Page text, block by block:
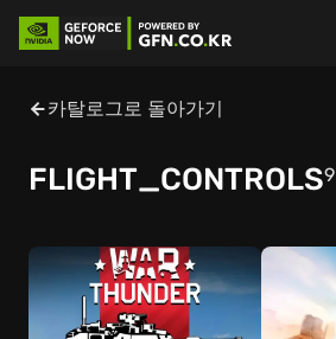
카탈로그로 돌아가기
FLIGHT_CONTROLS9